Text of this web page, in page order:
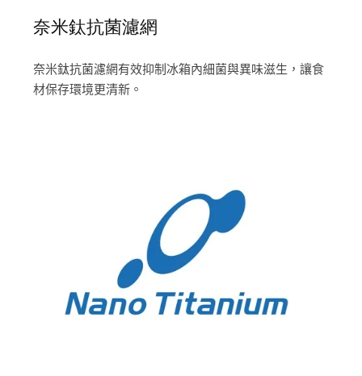
奈米鈦抗菌濾網
奈米鈦抗菌濾網有效抑制冰箱內細菌與異味滋生，讓食
材保存環境更清新。